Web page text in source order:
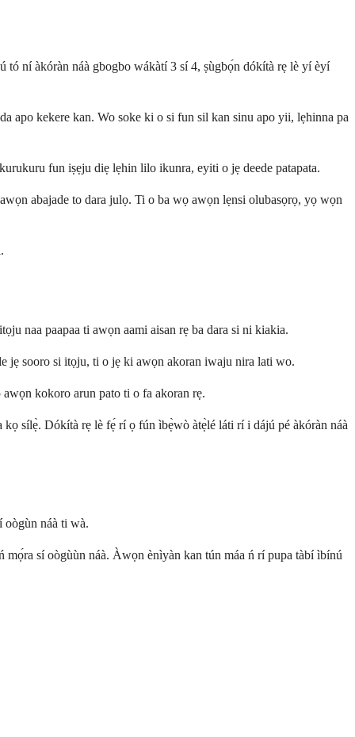
ní àkóràn náà gbogbo wákàtí 3 sí 4, ṣùgbọ́n dókítà rẹ lè yí èyí
apo kekere kan. Wo soke ki o si fun sil kan sinu apo yii, lẹhinna pa
fun iṣẹju diẹ lẹhin lilo ikunra, eyiti o jẹ deede patapata.
abajade to dara julọ. Ti o ba wọ awọn lẹnsi olubasọrọ, yọ wọn
naa paapaa ti awọn aami aisan rẹ ba dara si ni kiakia.
jẹ sooro si itọju, ti o jẹ ki awọn akoran iwaju nira lati wo.
kokoro arun pato ti o fa akoran rẹ.
sílẹ̀. Dókítà rẹ lè fẹ́ rí ọ fún ìbẹ̀wò àtẹ̀lé láti rí i dájú pé àkóràn náà
oògùn náà ti wà.
sí oògùùn náà. Àwọn ènìyàn kan tún máa ń rí pupa tàbí ìbínú